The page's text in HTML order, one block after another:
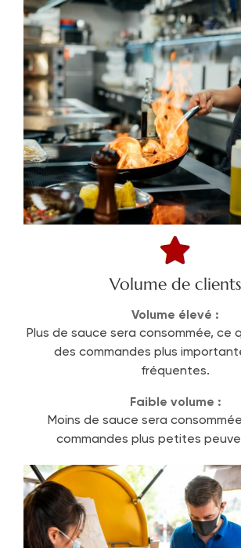
Volume de clients
Volume élevé :
Plus de sauce sera consommée, ce
des commandes plus
fréquentes.
Faible volume :
Moins de sauce sera
commandes plus petites